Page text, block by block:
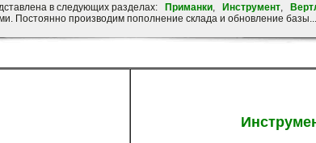
в следующих разделах: Приманки, Инструмент,
Постоянно производим пополнение склада и обновление базы...